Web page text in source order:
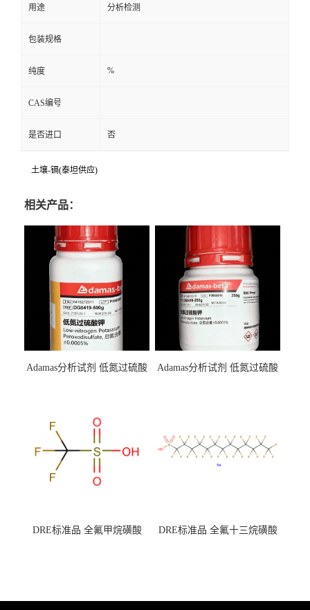
用途 分析检测
包装规格
纯度 %
CAS编号
是否进口 否
土壤-镉(泰坦供应)
相关产品：
Adamas分析试剂 低氮过硫酸
（泰坦现货供应）
Adamas分析试剂 低氮过硫酸
DRE标准品 全氟甲烷磺酸
DRE标准品 全氟十三烷磺酸